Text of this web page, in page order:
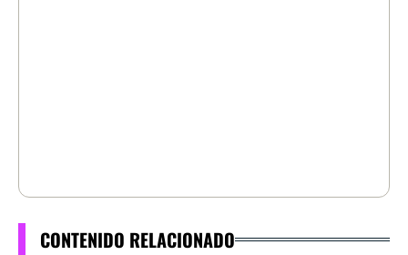
CONTENIDO RELACIONADO